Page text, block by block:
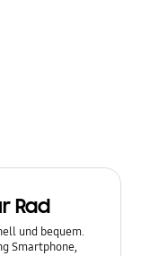
Rad
und bequem.
Smartphone,